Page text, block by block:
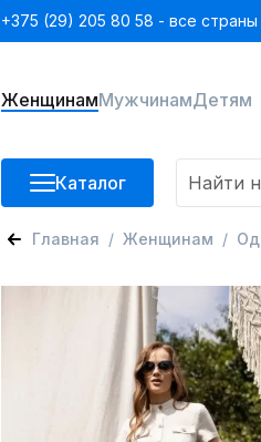
+375 (29) 205 80 58 - все страны
ЖенщинамМужчинамДетям
Каталог
Главная Женщинам